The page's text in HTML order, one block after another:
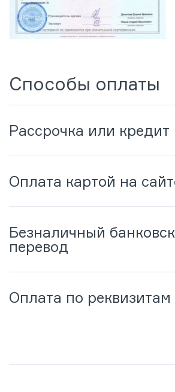
Способы оплаты
Рассрочка или кредит
Оплата картой на
Безналичный
перевод
Оплата по реквизитам